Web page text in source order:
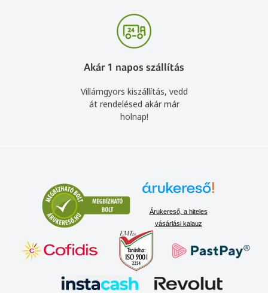
Akár 1 napos szállítás
Villámgyors kiszállítás, vedd
át rendelésed akár már
holnap!
Árukereső, a hiteles
vásárlási kalauz